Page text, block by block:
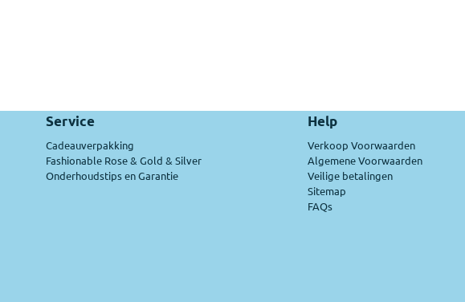
Service
Cadeauverpakking
Fashionable Rose & Gold & Silver
Onderhoudstips en Garantie
Help
Verkoop Voorwaarden
Algemene Voorwaarden
Veilige betalingen
Sitemap
FAQs